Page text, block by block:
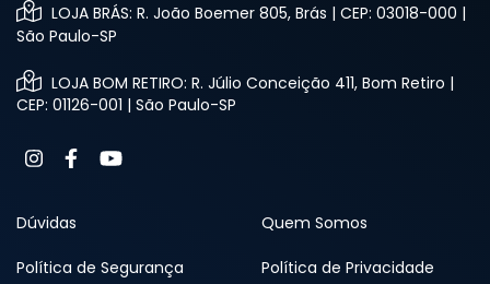
LOJA BRÁS: R. João Boemer 805, Brás | CEP: 03018-000 |
São Paulo-SP
LOJA BOM RETIRO: R. Júlio Conceição 411, Bom Retiro |
CEP: 01126-001 | São Paulo-SP
Dúvidas Quem Somos
Política de Segurança Política de Privacidade